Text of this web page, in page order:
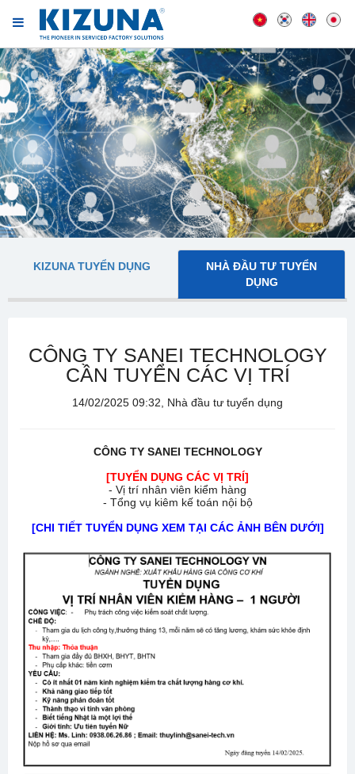
KIZUNA TUYỂN DỤNG
NHÀ ĐẦU TƯ TUYỂN
DỤNG
CÔNG TY SANEI TECHNOLOGY
CẦN TUYỂN CÁC VỊ TRÍ
14/02/2025 09:32, Nhà đầu tư tuyển dụng
CÔNG TY SANEI TECHNOLOGY
[TUYỂN DỤNG CÁC VỊ TRÍ]
- Vị trí nhân viên kiểm hàng
- Tổng vụ kiêm kế toán nội bộ
[CHI TIẾT TUYỂN DỤNG XEM TẠI CÁC ẢNH BÊN DƯỚI]